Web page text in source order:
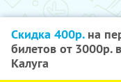
Скидка 400р.на
билетов от 3000р.
Калуга